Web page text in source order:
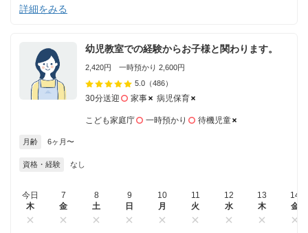
詳細をみる
幼児教室での経験からお子様と関わります。
2,420円 一時預かり 2,600円
5.0 （486）
30分送迎 家事 病児保育
こども家庭庁 一時預かり 待機児童
月齢 6ヶ月〜
資格・経験 なし
今日
木
7
金
8
土
9
日
10
月
11
火
12
水
13
木
14
金